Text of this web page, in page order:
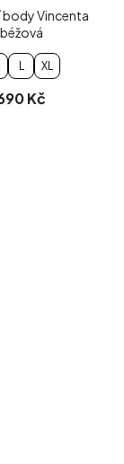
body Vincenta
béžová
L XL
Kč